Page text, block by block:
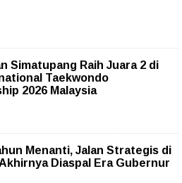
Simatupang Raih Juara 2 di
Taekwondo
2026 Malaysia
Menanti, Jalan Strategis di
Diaspal Era Gubernur